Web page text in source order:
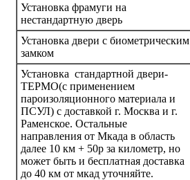
Установка фрамуги на
нестандартную дверь
Установка двери с биометрическим
замком
Установка стандартной двери-
ТЕРМО(с применением
пароизоляционного материала и
ПСУЛ) с доставкой г. Москва и г.
Раменское. Остальные
направления от Мкада в область
далее 10 км + 50р за километр, но
может быть и бесплатная доставка
до 40 км от мкад уточняйте.